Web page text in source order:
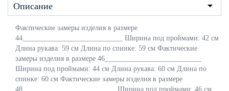
Описание
Фактические замеры изделия в размере
44____________________________ Ширина под проймами: 42 см
Длина рукава: 59 см Длина по спинке: 59 см Фактические
замеры изделия в размере 46___________________________
Ширина под проймами: 44 см Длина рукава: 60 см Длина по
спинке: 60 см Фактические замеры изделия в размере
48__________________________ Ширина под проймами: 46 см